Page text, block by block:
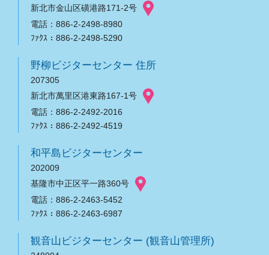
新北市金山区磺港路171-2号
電話：886-2-2498-8980
ﾌｧｸｽ：886-2-2498-5290
野柳ビジターセンター 住所
207305
新北市萬里区港東路167-1号
電話：886-2-2492-2016
ﾌｧｸｽ：886-2-2492-4519
和平島ビジターセンター
202009
基隆市中正区平一路360号
電話：886-2-2463-5452
ﾌｧｸｽ：886-2-2463-6987
観音山ビジターセンター (観音山管理所)